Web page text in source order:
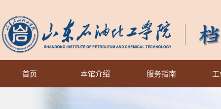
首页 本馆介绍 服务指南